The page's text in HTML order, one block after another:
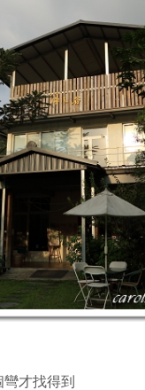
才找得到